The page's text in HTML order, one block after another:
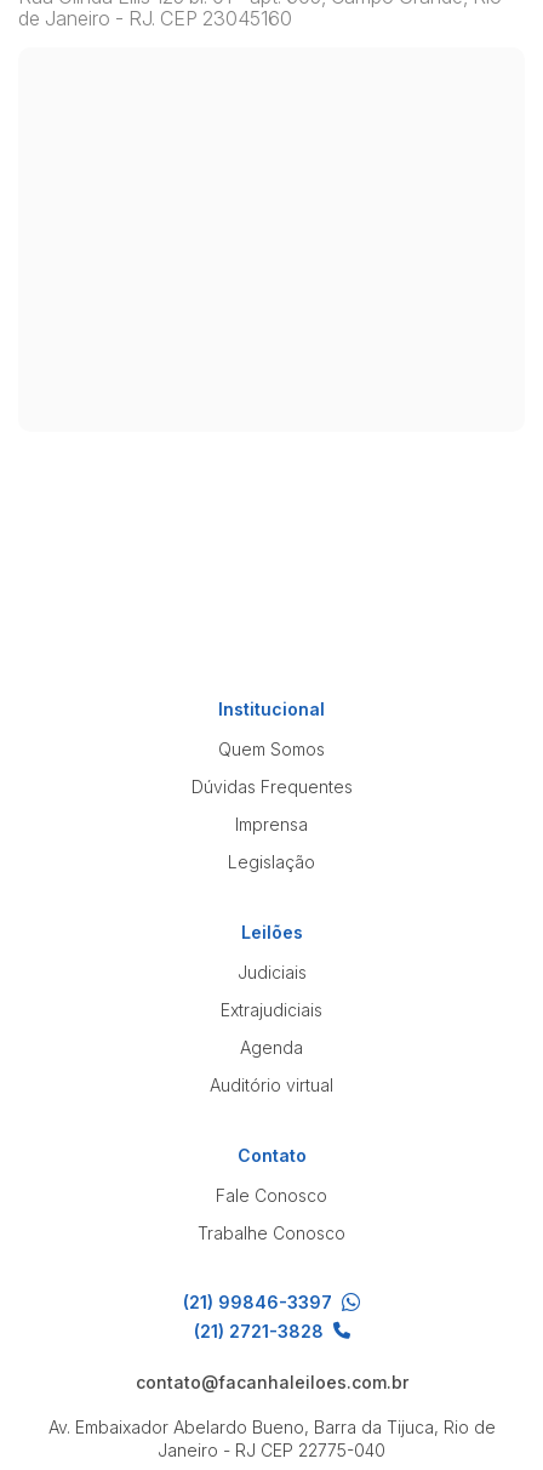
de Janeiro - RJ. CEP 23045160
Institucional
Quem Somos
Dúvidas Frequentes
Imprensa
Legislação
Leilões
Judiciais
Extrajudiciais
Agenda
Auditório virtual
Contato
Fale Conosco
Trabalhe Conosco
(21) 99846-3397
(21) 2721-3828
contato@facanhaleiloes.com.br
Av. Embaixador Abelardo Bueno, Barra da Tijuca, Rio de
Janeiro - RJ CEP 22775-040